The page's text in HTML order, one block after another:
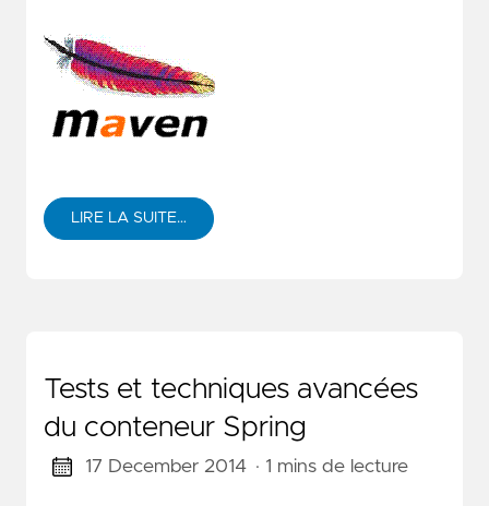
LIRE LA SUITE…
Tests et techniques avancées
du conteneur Spring
17 December 2014 · 1 mins de lecture